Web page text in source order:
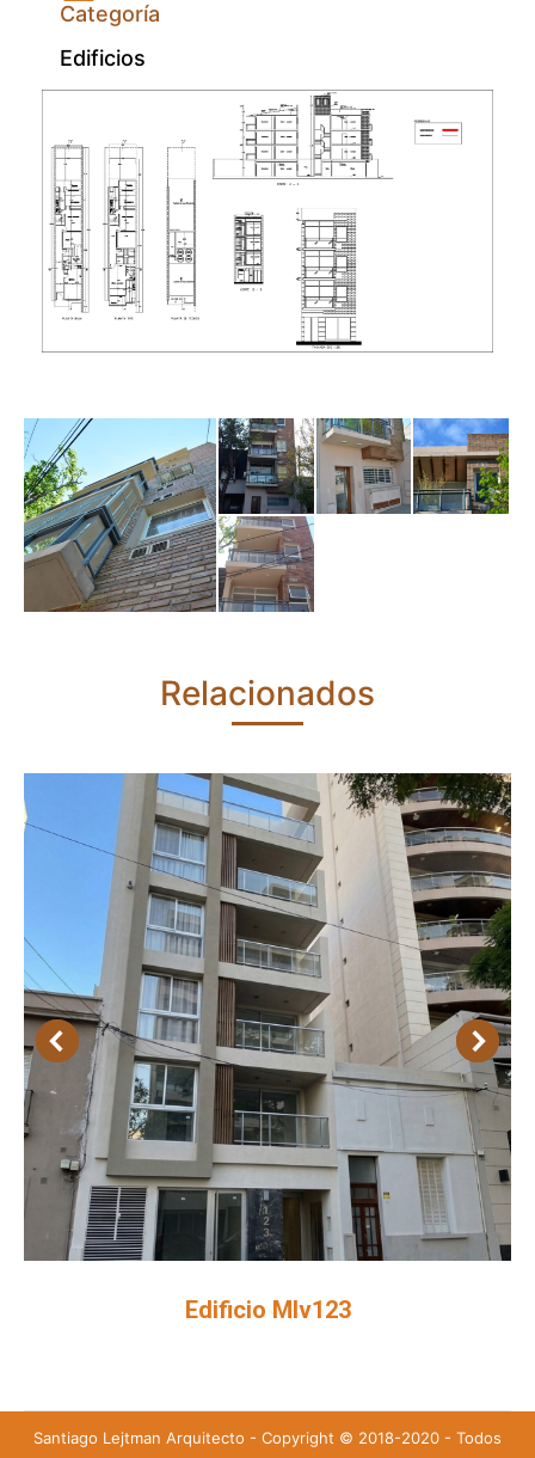
Categoría
Edificios
Relacionados
Edificio Mlv123
Santiago Lejtman Arquitecto - Copyright © 2018-2020 - Todos